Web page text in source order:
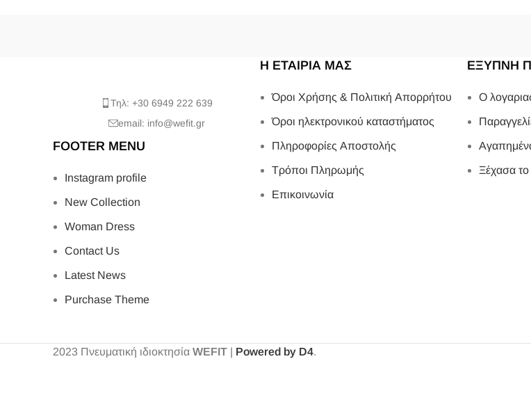
Τηλ: +30 6949 222 639
email: info@wefit.gr
FOOTER MENU
Instagram profile
New Collection
Woman Dress
Contact Us
Latest News
Purchase Theme
Η ΕΤΑΙΡΙΑ ΜΑΣ
Όροι Χρήσης & Πολιτική Απορρήτου
Όροι ηλεκτρονικού καταστήματος
Πληροφορίες Αποστολής
Τρόποι Πληρωμής
Επικοινωνία
ΕΞΥΠΝΗ
Ο
Ξέχασα
2023 Πνευματική ιδιοκτησία WEFIT | Powered by D4.